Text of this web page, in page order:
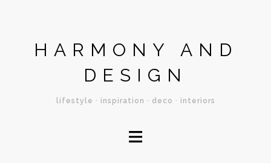
HARMONY AND
DESIGN
lifestyle · inspiration · deco · interiors
≡